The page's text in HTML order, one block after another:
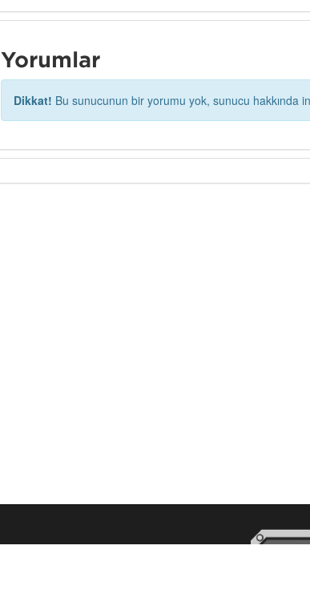
Yorumlar
Dikkat! Bu sunucunun bir yorumu yok, sunucu hakkında